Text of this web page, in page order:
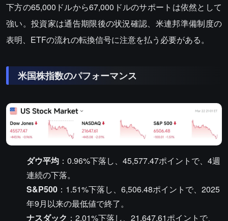
下方の65,000ドルから67,000ドルのサポートは依然として
強い。投資家は通告期限後の状況確認、米連邦準備制度の
表明、ETFの流れの転換信号に注意を払う必要がある。
米国株指数のパフォーマンス
ダウ平均 ：0.96%下落し、45,577.47ポイントで、4週
連続の下落。
S&P500 ：1.51%下落し、6,506.48ポイントで、2025
年9月以来の最低値で終了。
ナスダック ：2.01%下落し、21,647.61ポイントで、